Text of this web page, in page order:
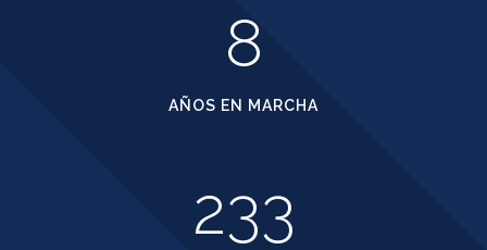
8
AÑOS EN MARCHA
233